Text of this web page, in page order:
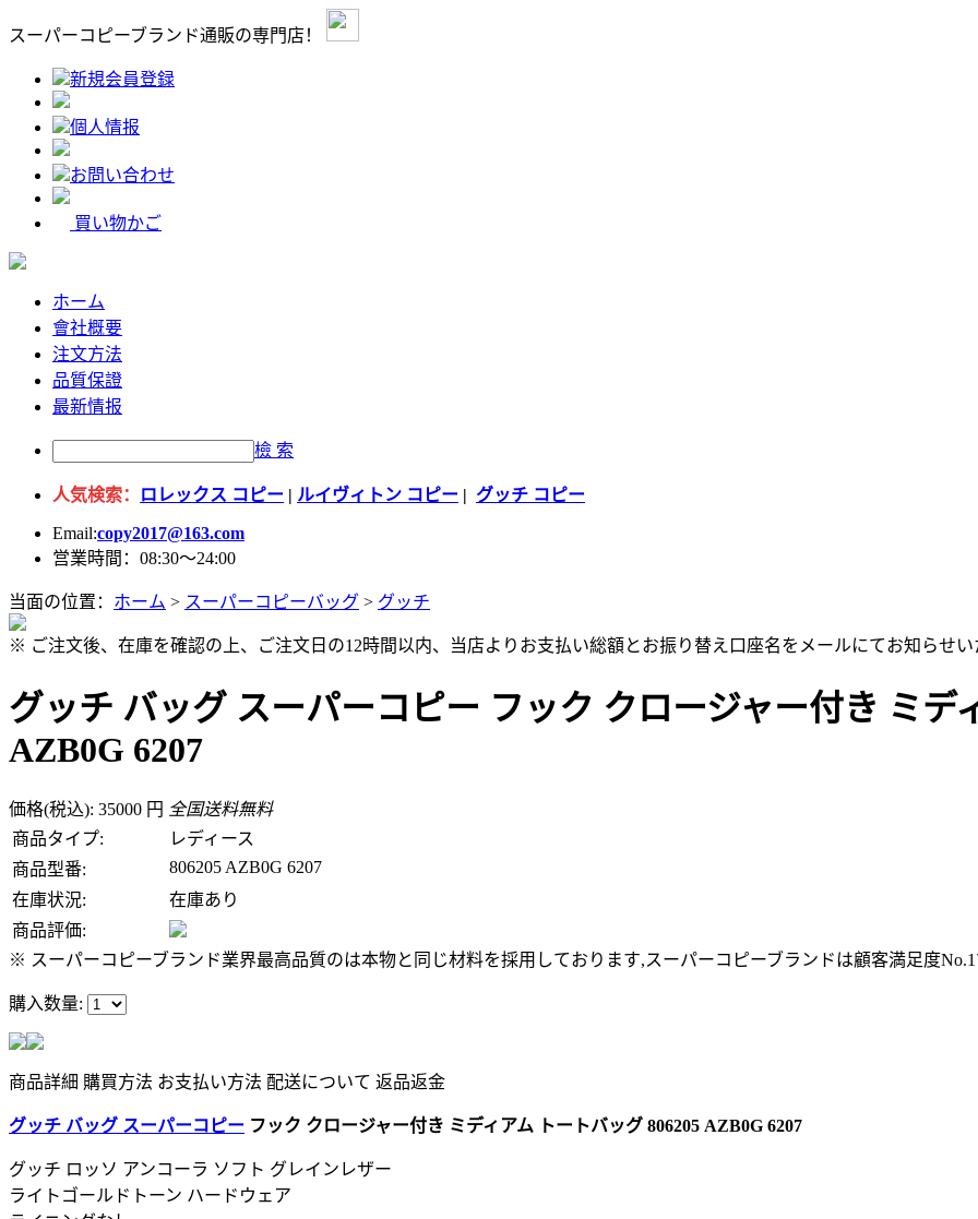
スーパーコピーブランド通販の専門店！
新規会員登録
個人情报
お問い合わせ
買い物かご
ホーム
會社概要
注文方法
品質保證
最新情报
檢 索
人気検索： ロレックス コピー | ルイヴィトン コピー | グッチ コピー
Email:copy2017@163.com
営業時間：08:30～24:00
当面の位置： ホーム > スーパーコピーバッグ > グッチ
※ ご注文後、在庫を確認の上、ご注文日の12時間以内、当店よりお支払い総額とお振り替え口座名をメールにてお知らせい
グッチ バッグ スーパーコピー フック クロージャー付き ミデ
AZB0G 6207
価格(税込): 35000 円 全国送料無料
商品タイプ:
レディース
商品型番:
806205 AZB0G 6207
在庫状況:
在庫あり
商品評価:
※ スーパーコピーブランド業界最高品質のは本物と同じ材料を採用しております,スーパーコピーブランドは顧客満足度No.1
購入数量:
商品詳細 購買方法 お支払い方法 配送について 返品返金
グッチ バッグ スーパーコピー フック クロージャー付き ミディアム トートバッグ 806205 AZB0G 6207
グッチ ロッソ アンコーラ ソフト グレインレザー
ライトゴールドトーン ハードウェア